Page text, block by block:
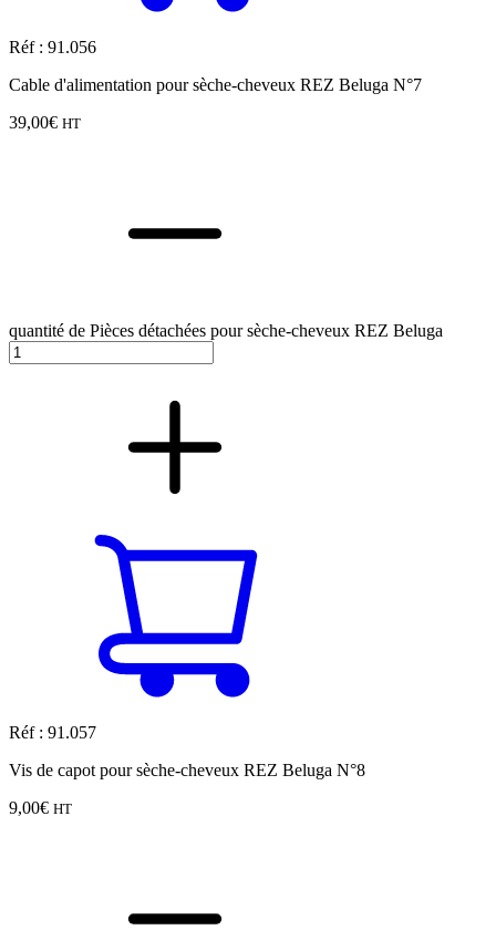
Réf : 91.056
Cable d'alimentation pour sèche-cheveux REZ Beluga N°7
39,00€ HT
quantité de Pièces détachées pour sèche-cheveux REZ Beluga
Réf : 91.057
Vis de capot pour sèche-cheveux REZ Beluga N°8
9,00€ HT